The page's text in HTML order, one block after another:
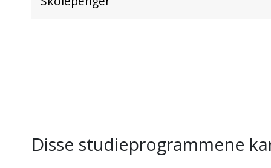
Disse studieprogrammene